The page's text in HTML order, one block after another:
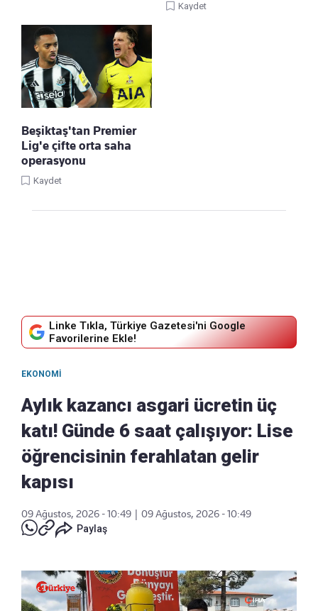
Kaydet
Beşiktaş'tan Premier
Lig'e çifte orta saha
operasyonu
Kaydet
Linke Tıkla, Türkiye Gazetesi'ni Google
Favorilerine Ekle!
EKONOMI
Aylık kazancı asgari ücretin üç
katı! Günde 6 saat çalışıyor: Lise
öğrencisinin ferahlatan gelir
kapısı
09 Ağustos, 2026 - 10:49
09 Ağustos, 2026 - 10:49
Paylaş